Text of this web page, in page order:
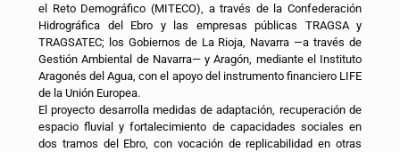
el Reto Demográfico (MITECO), a través de la Confederación
Hidrográfica del Ebro y las empresas públicas TRAGSA y
TRAGSATEC; los Gobiernos de La Rioja, Navarra —a través de
Gestión Ambiental de Navarra— y Aragón, mediante el Instituto
Aragonés del Agua, con el apoyo del instrumento financiero LIFE
de la Unión Europea.
El proyecto desarrolla medidas de adaptación, recuperación de
espacio fluvial y fortalecimiento de capacidades sociales en
dos tramos del Ebro, con vocación de replicabilidad en otras